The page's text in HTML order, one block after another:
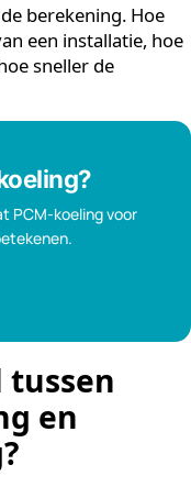
als de EIA
door minder
wanneer fiscale
de berekening.
van een installatie,
hoe sneller de
PCM-koeling voor
betekenen.